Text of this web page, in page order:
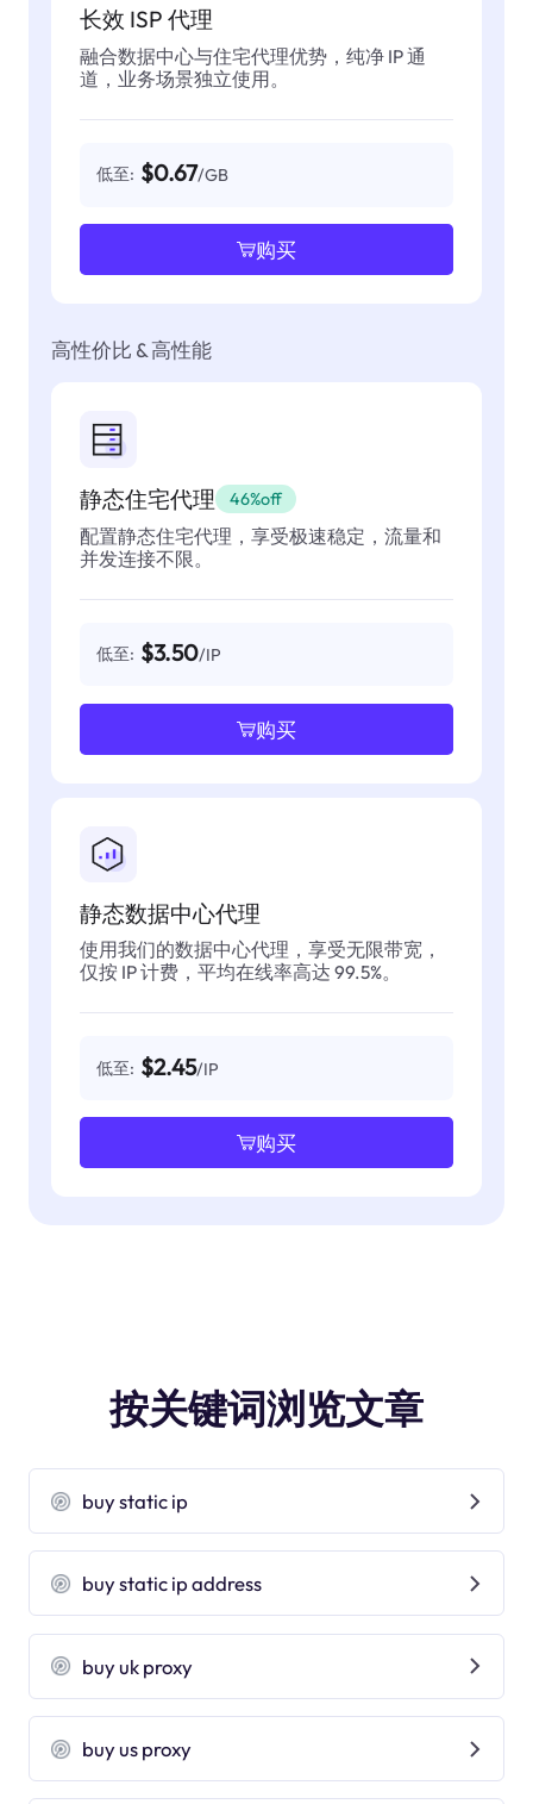
长效 ISP 代理
融合数据中心与住宅代理优势，纯净 IP 通
道，业务场景独立使用。
低至: $0.67/GB
购买
高性价比 & 高性能
静态住宅代理 46%off
配置静态住宅代理，享受极速稳定，流量和
并发连接不限。
低至: $3.50/IP
购买
静态数据中心代理
使用我们的数据中心代理，享受无限带宽，
仅按 IP 计费，平均在线率高达 99.5%。
低至: $2.45/IP
购买
按关键词浏览文章
buy static ip
buy static ip address
buy uk proxy
buy us proxy